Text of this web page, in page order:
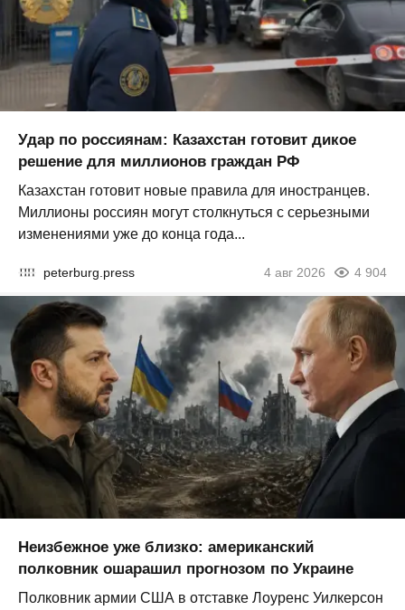
Удар по россиянам: Казахстан готовит дикое
решение для миллионов граждан РФ
Казахстан готовит новые правила для иностранцев.
Миллионы россиян могут столкнуться с серьезными
изменениями уже до конца года...
peterburg.press 4 авг 2026 4 904
Неизбежное уже близко: американский
полковник ошарашил прогнозом по Украине
Полковник армии США в отставке Лоуренс Уилкерсон